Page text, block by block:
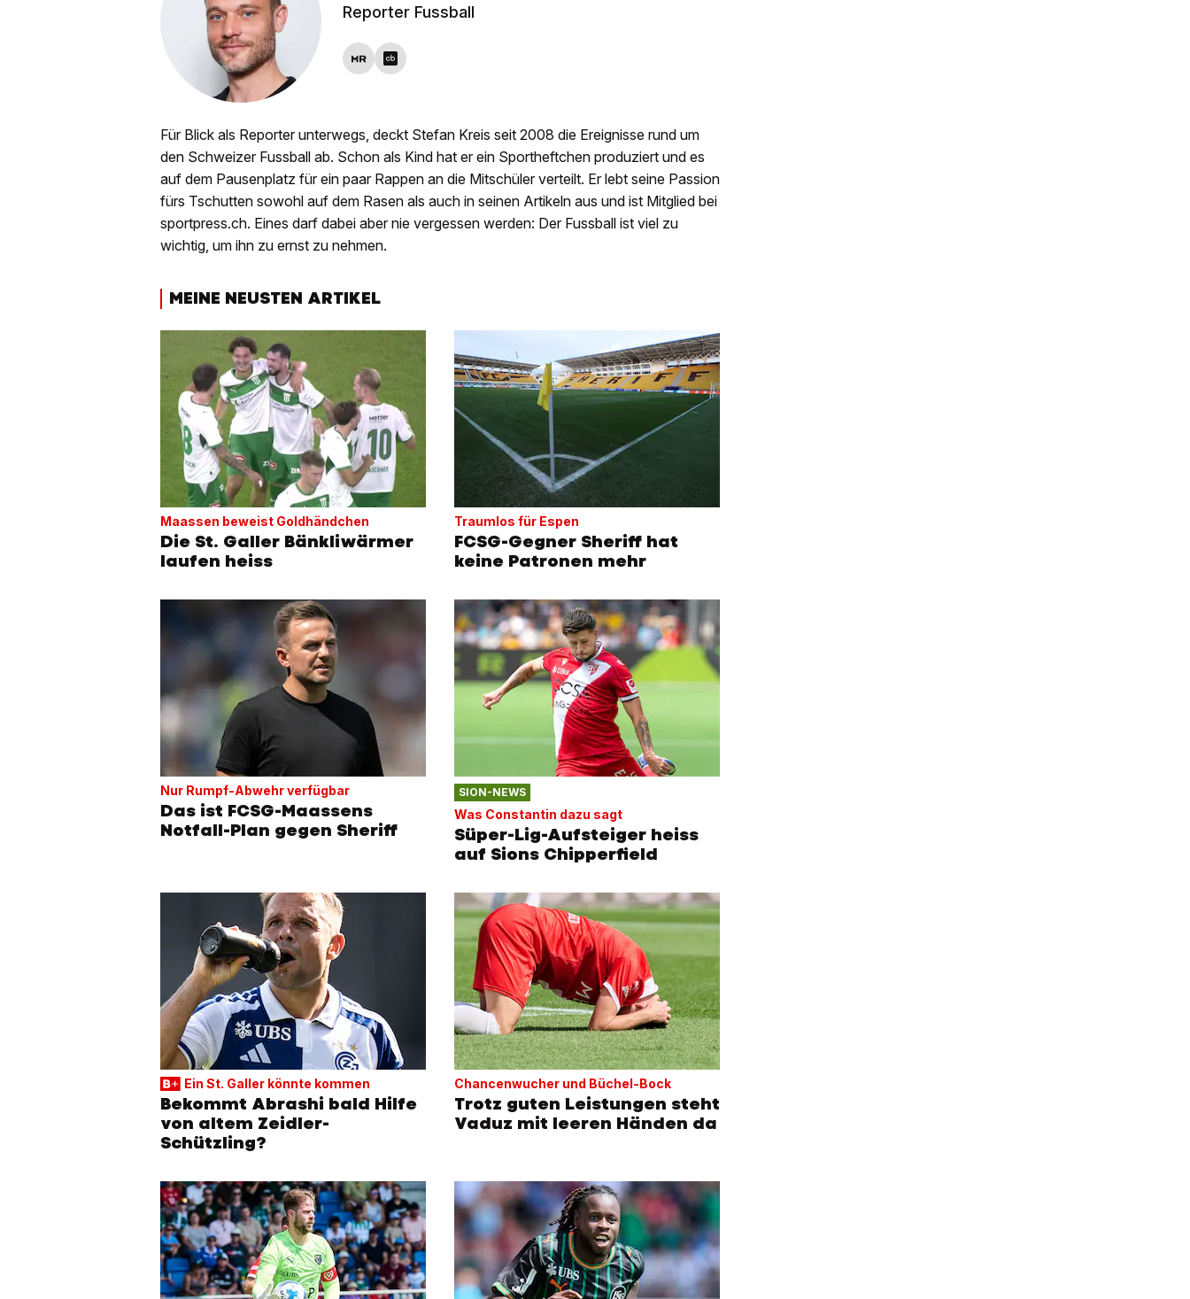
Reporter Fussball
Für Blick als Reporter unterwegs, deckt Stefan Kreis seit 2008 die Ereignisse rund um
den Schweizer Fussball ab. Schon als Kind hat er ein Sportheftchen produziert und es
auf dem Pausenplatz für ein paar Rappen an die Mitschüler verteilt. Er lebt seine Passion
fürs Tschutten sowohl auf dem Rasen als auch in seinen Artikeln aus und ist Mitglied bei
sportpress.ch. Eines darf dabei aber nie vergessen werden: Der Fussball ist viel zu
wichtig, um ihn zu ernst zu nehmen.
MEINE NEUSTEN ARTIKEL
Maassen beweist Goldhändchen
Die St. Galler Bänkliwärmer
laufen heiss
Traumlos für Espen
FCSG-Gegner Sheriff hat
keine Patronen mehr
Nur Rumpf-Abwehr verfügbar
Das ist FCSG-Maassens
Notfall-Plan gegen Sheriff
SION-NEWS
Was Constantin dazu sagt
Süper-Lig-Aufsteiger heiss
auf Sions Chipperfield
Ein St. Galler könnte kommen
Bekommt Abrashi bald Hilfe
von altem Zeidler-
Schützling?
Chancenwucher und Büchel-Bock
Trotz guten Leistungen steht
Vaduz mit leeren Händen da